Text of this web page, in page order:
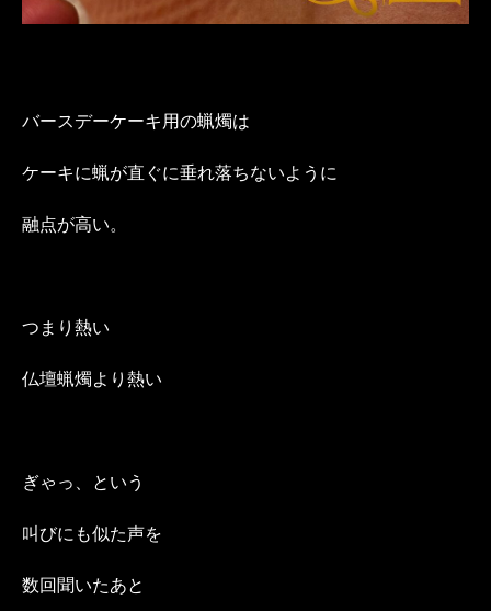
バースデーケーキ用の蝋燭は
ケーキに蝋が直ぐに垂れ落ちないように
融点が高い。
つまり熱い
仏壇蝋燭より熱い
ぎゃっ、という
叫びにも似た声を
数回聞いたあと